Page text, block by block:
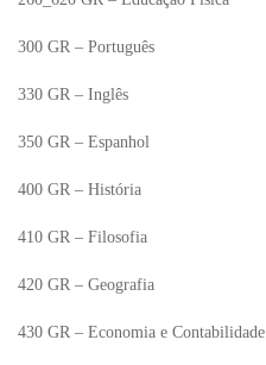
300 GR – Português
330 GR – Inglês
350 GR – Espanhol
400 GR – História
410 GR – Filosofia
420 GR – Geografia
430 GR – Economia e Contabilidade